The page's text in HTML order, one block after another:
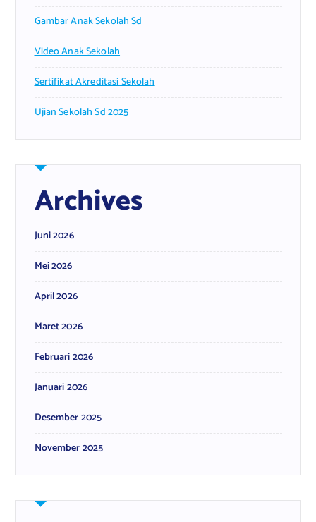
Gambar Anak Sekolah Sd
Video Anak Sekolah
Sertifikat Akreditasi Sekolah
Ujian Sekolah Sd 2025
Archives
Juni 2026
Mei 2026
April 2026
Maret 2026
Februari 2026
Januari 2026
Desember 2025
November 2025